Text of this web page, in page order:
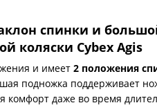
спинки и
коляски Cybex Agis
и имеет 2 положения
подножка поддерживает
даже во время